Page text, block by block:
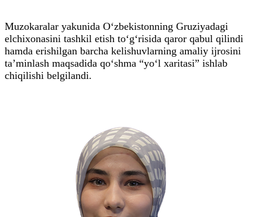
Muzokaralar yakunida O‘zbekistonning Gruziyadagi
elchixonasini tashkil etish to‘g‘risida qaror qabul qilindi
hamda erishilgan barcha kelishuvlarning amaliy ijrosini
ta’minlash maqsadida qo‘shma “yo‘l xaritasi” ishlab
chiqilishi belgilandi.